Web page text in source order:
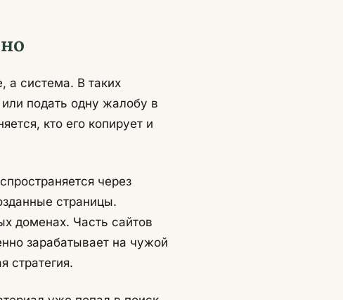
система. В таких
подать одну жалобу в
кто его копирует и
через
страницы.
доменах. Часть сайтов
зарабатывает на чужой
стратегия.